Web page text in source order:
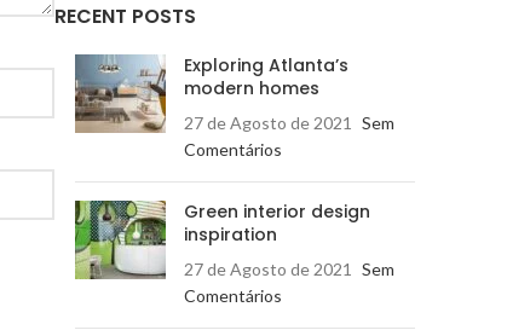
RECENT POSTS
Exploring Atlanta’s
modern homes
27 de Agosto de 2021
Sem
Comentários
Green interior design
inspiration
27 de Agosto de 2021
Sem
Comentários